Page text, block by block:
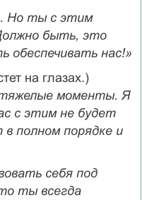
Но ты с этим
быть, это
обеспе­чивать нас!»
на глазах.)
моменты. Я
с этим не будет
полном порядке и
себя под
ты всегда